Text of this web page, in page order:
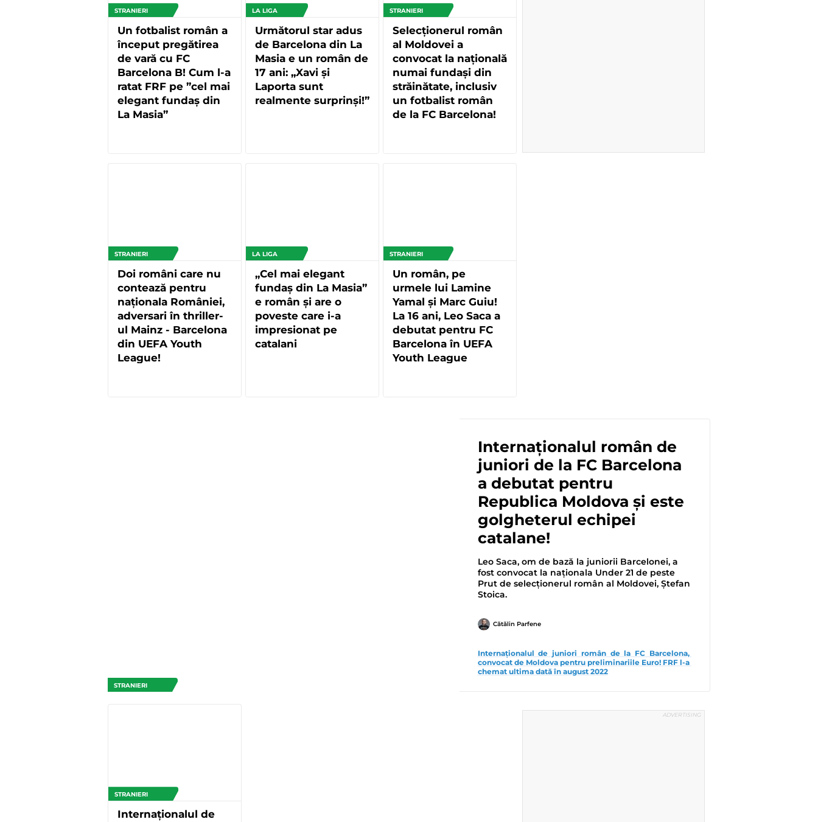
STRANIERI
Un fotbalist român a
început pregătirea
de vară cu FC
Barcelona B! Cum l-a
ratat FRF pe ”cel mai
elegant fundaș din
La Masia”
LA LIGA
Următorul star adus
de Barcelona din La
Masia e un român de
17 ani: „Xavi și
Laporta sunt
realmente surprinși!”
STRANIERI
Selecționerul român
al Moldovei a
convocat la națională
numai fundași din
străinătate, inclusiv
un fotbalist român
de la FC Barcelona!
STRANIERI
Doi români care nu
contează pentru
naționala României,
adversari în thriller-
ul Mainz - Barcelona
din UEFA Youth
League!
LA LIGA
„Cel mai elegant
fundaș din La Masia”
e român și are o
poveste care i-a
impresionat pe
catalani
STRANIERI
Un român, pe
urmele lui Lamine
Yamal și Marc Guiu!
La 16 ani, Leo Saca a
debutat pentru FC
Barcelona în UEFA
Youth League
STRANIERI
Internaționalul român de
juniori de la FC Barcelona
a debutat pentru
Republica Moldova și este
golgheterul echipei
catalane!
Leo Saca, om de bază la juniorii Barcelonei, a
fost convocat la naționala Under 21 de peste
Prut de selecționerul român al Moldovei, Ștefan
Stoica.
Cătălin Parfene
Internaționalul de juniori român de la FC Barcelona,
convocat de Moldova pentru preliminariile Euro! FRF l-a
chemat ultima dată în august 2022
STRANIERI
Internaționalul de